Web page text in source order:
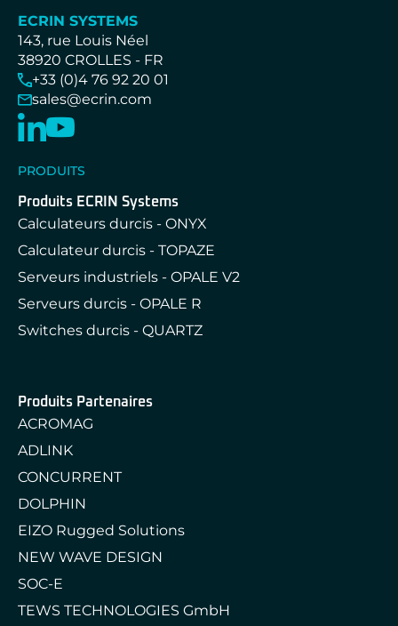
ECRIN SYSTEMS
143, rue Louis Néel
38920 CROLLES - FR
+33 (0)4 76 92 20 01
sales@ecrin.com
PRODUITS
Produits ECRIN Systems
Calculateurs durcis - ONYX
Calculateur durcis - TOPAZE
Serveurs industriels - OPALE V2
Serveurs durcis - OPALE R
Switches durcis - QUARTZ
Produits Partenaires
ACROMAG
ADLINK
CONCURRENT
DOLPHIN
EIZO Rugged Solutions
NEW WAVE DESIGN
SOC-E
TEWS TECHNOLOGIES GmbH